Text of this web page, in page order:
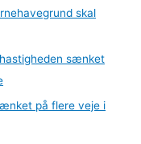
skal
sænket
på flere veje i